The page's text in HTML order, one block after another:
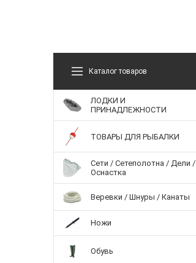
Каталог товаров
ЛОДКИ И
ПРИНАДЛЕЖНОСТИ
ТОВАРЫ ДЛЯ РЫБАЛКИ
Сети / Сетеполотна / Дели /
Оснастка
Веревки / Шнуры / Канаты
Ножи
Обувь